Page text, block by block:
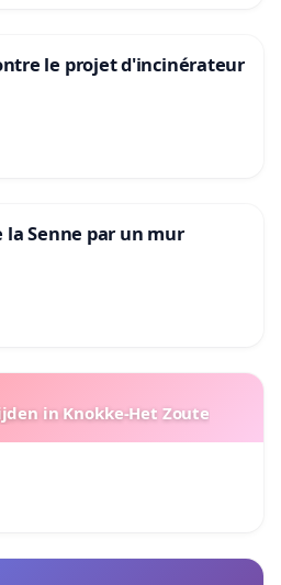
le projet d'incinérateur
la Senne par un mur
in Knokke-Het Zoute